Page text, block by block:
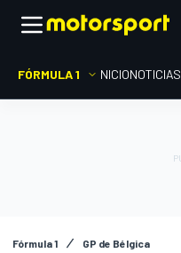
FÓRMULA 1 INICIONOTICIAS
Fórmula 1 GP de Bélgica